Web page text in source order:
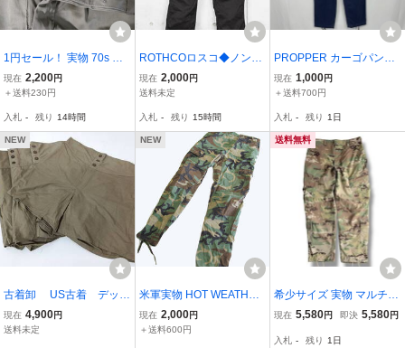
1円セール！ 実物 70s イ
タリア軍 AMI チノショー
トパンツ 46 ユーロヴィン
軍 軍パン ショーツ 古着
ミリタリー
現在 2,200円
＋送料230円
入札 - 残り 14時間
ROTHCOロスコ◆ノンリ
ップ 6ポケット カーゴパ
ンツ◆ブラック◆サイズ
現在 2,000円
送料未定
入札 - 残り 15時間
PROPPER カーゴパン
ツ 古着 M-Lサイズ
ネイビー ま
現在 1,000円
＋送料700円
入札 - 残り 1日
NEW
古着卸 US古着 デッド
ストック＊U.S.ARMY ア
メリカ軍 1940'S 当時物
現在 4,900円
送料未定
NEW
米軍実物 HOT WEATHER
迷彩 カモフラ コットン10
0％ RIPSTOP ミリタリー
現在 2,000円
＋送料600円
送料無料
希少サイズ 実物 マルチカ
ム コンバットパンツ ワイ
現在 5,580円 即決 5,580円
入札 - 残り 1日